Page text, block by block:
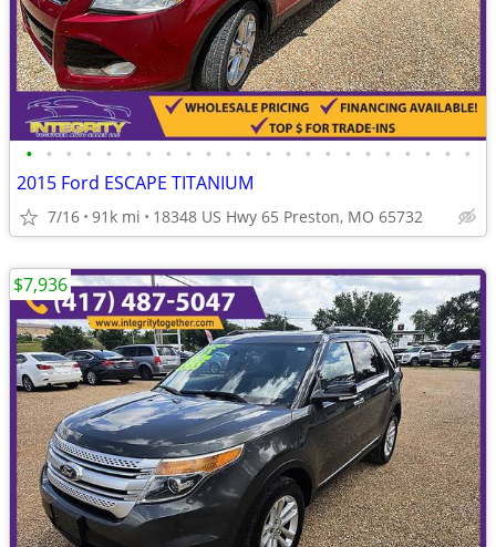
• • • • • • • • • • • • • • • • • • • • • • •
2015 Ford ESCAPE TITANIUM
7/16 91k mi 18348 US Hwy 65 Preston, MO 65732
$7,936